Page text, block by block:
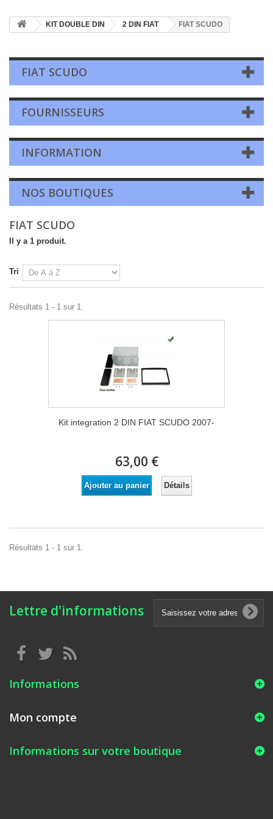
KIT DOUBLE DIN 2 DIN FIAT FIAT SCUDO
FIAT SCUDO
FOURNISSEURS
INFORMATION
NOS BOUTIQUES
FIAT SCUDO
Il y a 1 produit.
Tri
Résultats 1 - 1 sur 1.
Kit integration 2 DIN FIAT SCUDO 2007-
63,00 €
Ajouter au panier Détails
Résultats 1 - 1 sur 1.
Lettre d'informations
Informations
Mon compte
Informations sur votre boutique